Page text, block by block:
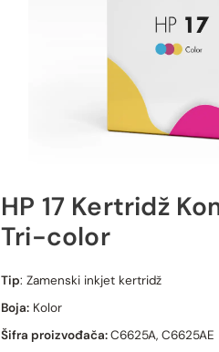
HP 17 Kertridž
Tri-color
Tip: Zamenski inkjet kertridž
Boja: Kolor
Šifra proizvođača:C6625A, C6625AE